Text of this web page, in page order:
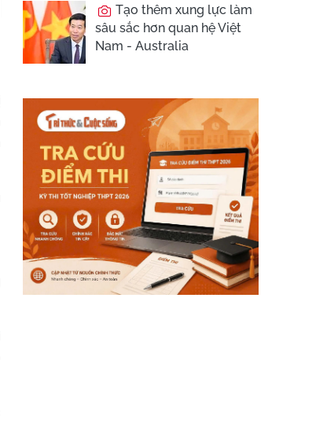
Tạo thêm xung lực làm
sâu sắc hơn quan hệ Việt
Nam - Australia